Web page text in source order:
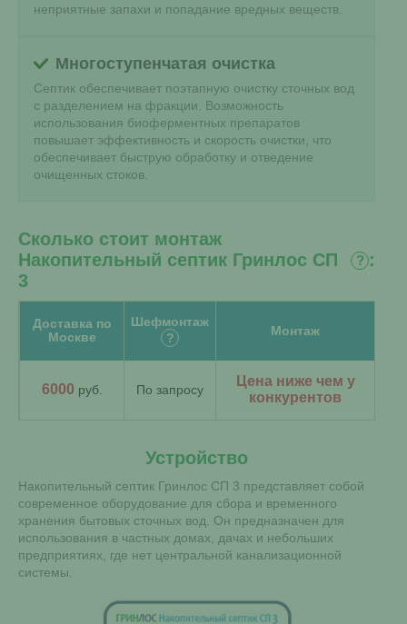
неприятные запахи и попадание вредных веществ.
Многоступенчатая очистка
Септик обеспечивает поэтапную очистку сточных вод
с разделением на фракции. Возможность
использования биоферментных препаратов
повышает эффективность и скорость очистки, что
обеспечивает быструю обработку и отведение
очищенных стоков.
Сколько стоит монтаж
Накопительный септик Гринлос СП
3
? :
Доставка по
Москве
Шефмонтаж
?
Монтаж
6000 руб. По запросу
Цена ниже чем у
конкурентов
Устройство
Накопительный септик Гринлос СП 3 представляет собой
современное оборудование для сбора и временного
хранения бытовых сточных вод. Он предназначен для
использования в частных домах, дачах и небольших
предприятиях, где нет центральной канализационной
системы.